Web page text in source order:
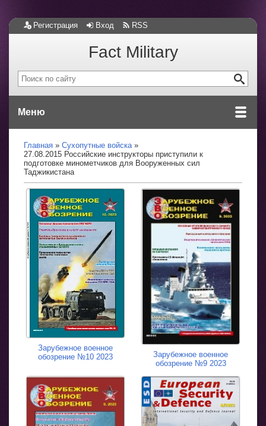
Регистрация Вход RSS
Fact Military
Меню
Главная
Сухопутные войска
27.08.2015 Российские инструкторы приступили к
подготовке минометчиков для Вооруженных сил
Таджикистана
Зарубежное военное
обозрение №10 2023
Зарубежное военное
обозрение №9 2023